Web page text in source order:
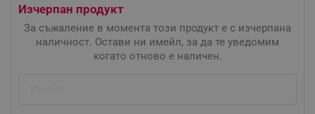
Изчерпан продукт
За съжаление в момента този продукт е с изчерпана
наличност. Остави ни имейл, за да те уведомим
когато отново е наличен.